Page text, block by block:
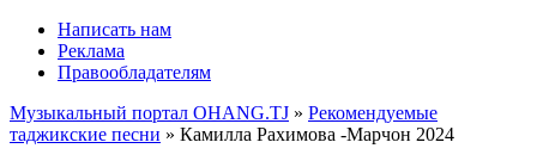
Написать нам
Реклама
Правообладателям
Музыкальный портал OHANG.TJ » Рекомендуемые
таджикские песни » Камилла Рахимова -Марчон 2024